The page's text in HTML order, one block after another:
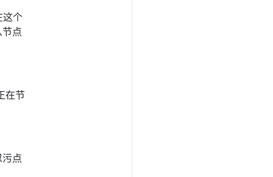
这个
点
在节
点